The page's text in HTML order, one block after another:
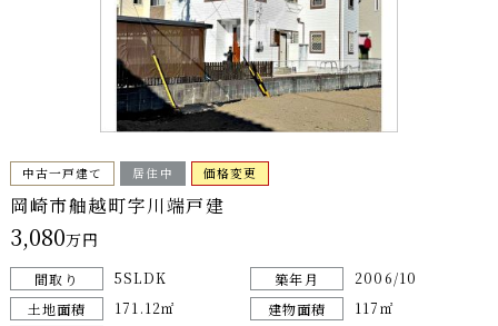
中古一戸建て 居住中 価格変更
岡崎市舳越町字川端戸建
3,080万円
間取り 5SLDK 築年月
2006/10
土地面積
171.12㎡ 建物面積 117㎡